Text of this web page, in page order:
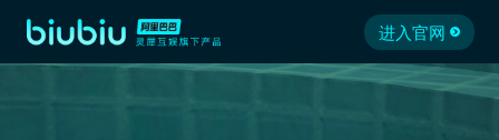
进入官网